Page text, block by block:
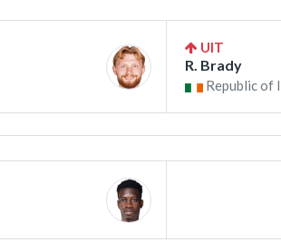
UIT
R. Brady
Republic of